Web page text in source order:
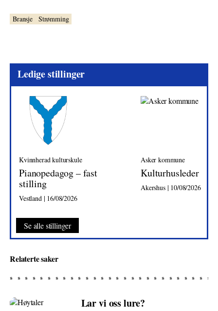
Bransje Strømming
Ledige stillinger
Kvinnherad kulturskule
Pianopedagog – fast
stilling
Vestland | 16/08/2026
Asker kommune
Kulturhusleder
Akershus | 10/08/2026
Se alle stillinger
Relaterte saker
Lar vi oss lure?